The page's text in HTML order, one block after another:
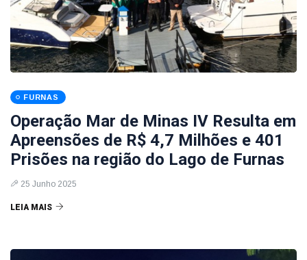
FURNAS
Operação Mar de Minas IV Resulta em
Apreensões de R$ 4,7 Milhões e 401
Prisões na região do Lago de Furnas
25 Junho 2025
LEIA MAIS